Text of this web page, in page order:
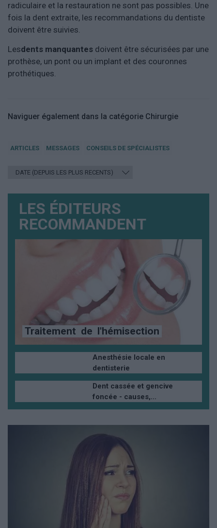
radiculaire et la restauration ne sont pas possibles. Une
fois la dent extraite, les recommandations du dentiste
doivent être suivies.
Lesdents manquantes doivent être sécurisées par une
prothèse, un pont ou un implant et des couronnes
prothétiques.
Naviguer également dans la catégorie Chirurgie
ARTICLES MESSAGES CONSEILS DE SPÉCIALISTES
LES ÉDITEURS
RECOMMANDENT
Traitement de l'hémisection
Anesthésie locale en
dentisterie
Dent cassée et gencive
foncée - causes,...